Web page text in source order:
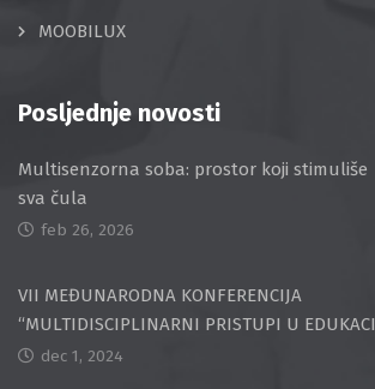
MOOBILUX
Posljednje novosti
Multisenzorna soba: prostor koji stimuliše
sva čula
feb 26, 2026
VII MEĐUNARODNA KONFERENCIJA
“MULTIDISCIPLINARNI PRISTUPI U EDUKACI
dec 1, 2024